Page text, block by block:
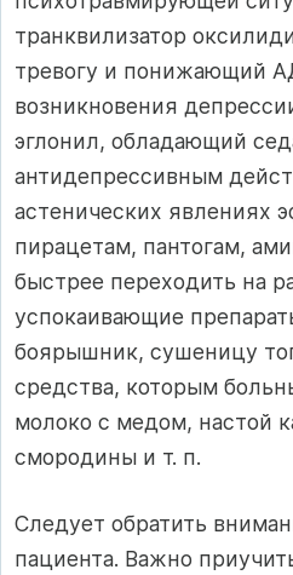
транквилизатор
тревогу и понижающий
возникновения
эглонил, обладающий
антидепрессивным
астенических явлениях
пирацетам, пантогам,
быстрее переходить на
успокаивающие
боярышник, сушеницу
средства, которым
молоко с медом, настой
смородины и т. п.
Следует обратить
пациента. Важно